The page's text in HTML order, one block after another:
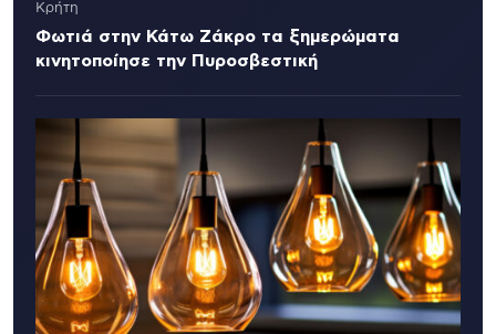
Κρήτη
Φωτιά στην Κάτω Ζάκρο τα ξημερώματα
κινητοποίησε την Πυροσβεστική